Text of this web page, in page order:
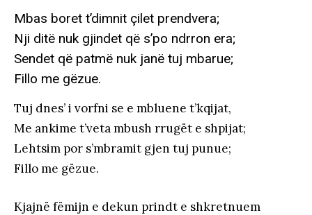
Mbas boret t’dimnit çilet prendvera;
Nji ditë nuk gjindet që s’po ndrron era;
Sendet që patmë nuk janë tuj mbarue;
Fillo me gëzue.
Tuj dnes’ i vorfni se e mbluene t’kqijat,
Me ankime t’veta mbush rrugët e shpijat;
Lehtsim por s’mbramit gjen tuj punue;
Fillo me gëzue.
Kjajnë fëmijn e dekun prindt e shkretnuem